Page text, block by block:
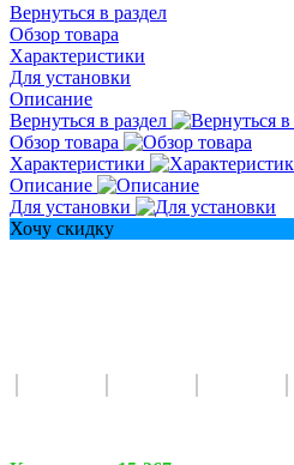
Вернуться в раздел
Обзор товара
Характеристики
Для установки
Описание
Вернуться в раздел
Обзор товара
Характеристики
Описание
Для установки
Хочу скидку